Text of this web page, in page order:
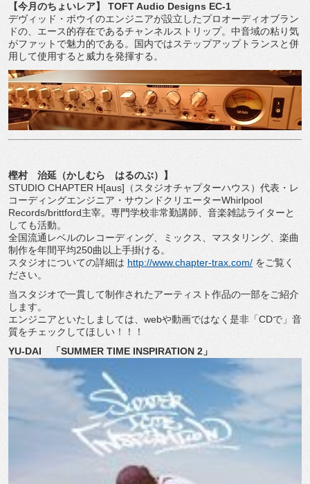
【今月のちょいレア】 TOFT Audio Designs EC-1
デヴィッド・ボウイのエンジニアが設立したプロオーディオブラン
ドの、エース的存在であるチャンネルストリップ。中音域の粘り気
がファットで魅力的である。国内ではステップアップトランスと併
用して使用すると威力を発揮する。
樫村 治延（かしむら はるのぶ）】
STUDIO CHAPTER H[aus]（スタジオチャプターハウス）代表・レ
コーディングエンジニア・サウンドクリエーターWhirlpool
Records/brittford主宰。専門学校非常勤講師、音楽雑誌ライターと
しても活動。
全国流通レベルのレコーディング、ミックス、マスタリング、楽曲
制作を年間平均250曲以上手掛ける。
スタジオについての詳細は http://www.chapter-trax.com/ をご覧く
ださい。
当スタジオで一貫して制作されたアーティスト作品の一部をご紹介
します。
エンジニアといたしましては、webや動画ではなく是非「CDで」音
質をチェックしてほしい！！！
YU-DAI 「SUMMER TIME INSPIRATION 2」